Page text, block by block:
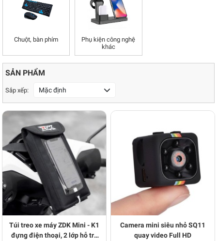
Chuột, bàn phím
Phụ kiện công nghệ
khác
SẢN PHẨM
Sắp xếp: Mặc định
Túi treo xe máy ZDK Mini - K1
đựng điện thoại, 2 lớp hỗ trợ
Camera mini siêu nhỏ SQ11
quay video Full HD